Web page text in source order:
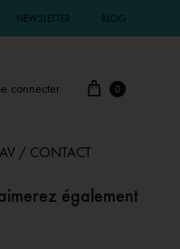
NEWSLETTER BLOG
connecter 0
/ CONTACT
également